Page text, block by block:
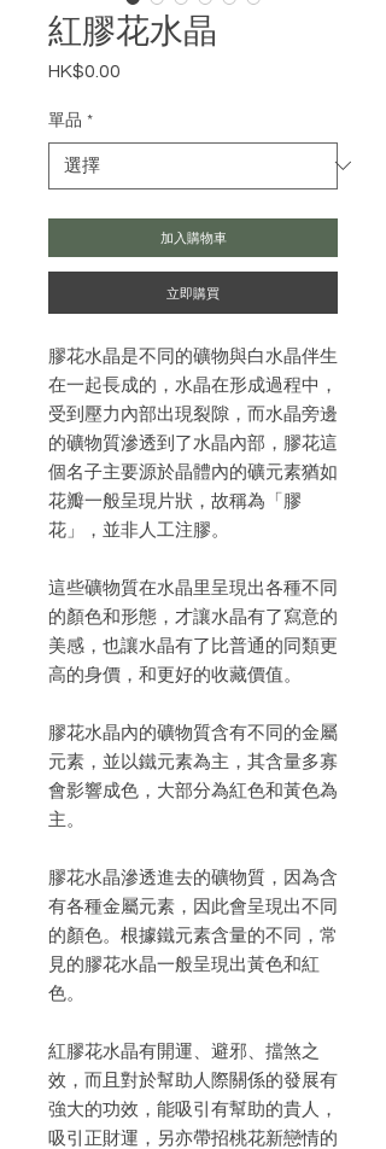
紅膠花水晶
HK$0.00
單品 *
加入購物車
立即購買
膠花水晶是不同的礦物與白水晶伴生
在一起長成的，水晶在形成過程中，
受到壓力內部出現裂隙，而水晶旁邊
的礦物質滲透到了水晶內部，膠花這
個名子主要源於晶體內的礦元素猶如
花瓣一般呈現片狀，故稱為「膠
花」，並非人工注膠。
這些礦物質在水晶里呈現出各種不同
的顏色和形態，才讓水晶有了寫意的
美感，也讓水晶有了比普通的同類更
高的身價，和更好的收藏價值。
膠花水晶內的礦物質含有不同的金屬
元素，並以鐵元素為主，其含量多寡
會影響成色，大部分為紅色和黃色為
主。
膠花水晶滲透進去的礦物質，因為含
有各種金屬元素，因此會呈現出不同
的顏色。根據鐵元素含量的不同，常
見的膠花水晶一般呈現出黃色和紅
色。
紅膠花水晶有開運、避邪、擋煞之
效，而且對於幫助人際關係的發展有
強大的功效，能吸引有幫助的貴人，
吸引正財運，另亦帶招桃花新戀情的